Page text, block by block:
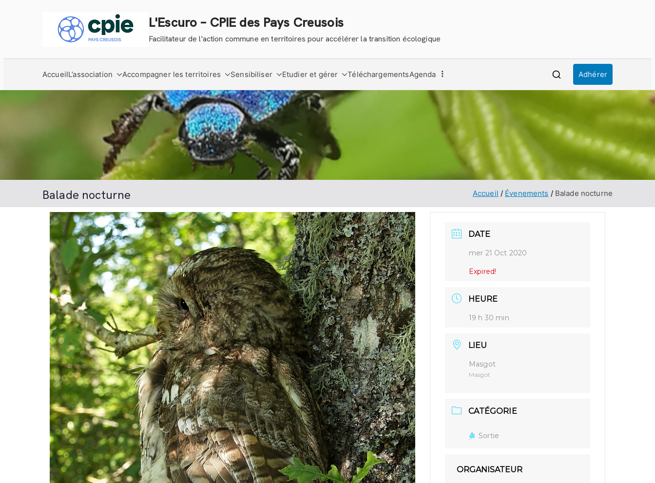
L'Escuro – CPIE des Pays Creusois
Facilitateur de l'action commune en territoires pour accélérer la transition écologique
AccueilL’association Accompagner les territoires Sensibiliser Etudier et gérer TéléchargementsAgenda Adhérer
Balade nocturne Accueil Évenements Balade nocturne
DATE
mer 21 Oct 2020
Expired!
HEURE
19 h 30 min
LIEU
Masgot
Masgot
CATÉGORIE
Sortie
ORGANISATEUR